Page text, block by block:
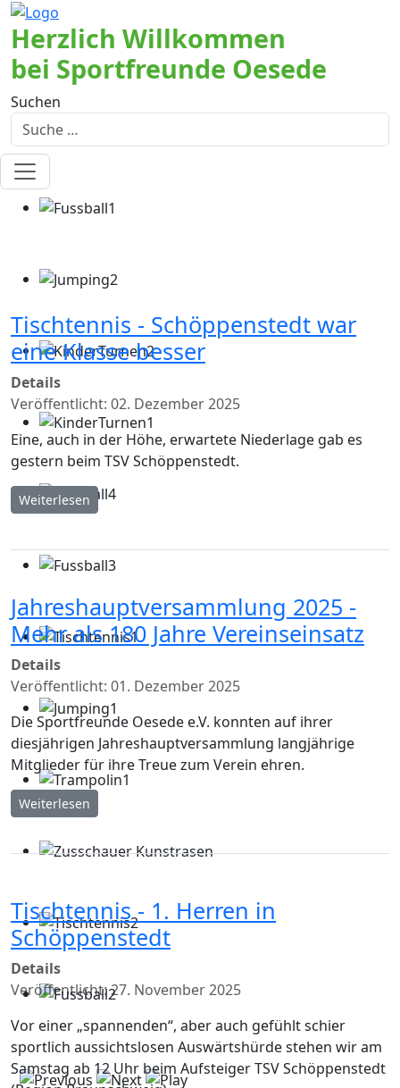
Herzlich Willkommen
bei Sportfreunde Oesede
Suchen
Tischtennis - Schöppenstedt war
eine Klasse besser
Details
Veröffentlicht: 02. Dezember 2025
Eine, auch in der Höhe, erwartete Niederlage gab es
gestern beim TSV Schöppenstedt.
Weiterlesen
Jahreshauptversammlung 2025 -
Mehr als 180 Jahre Vereinseinsatz
Details
Veröffentlicht: 01. Dezember 2025
Die Sportfreunde Oesede e.V. konnten auf ihrer
diesjährigen Jahreshauptversammlung langjährige
Mitglieder für ihre Treue zum Verein ehren.
Weiterlesen
Tischtennis - 1. Herren in
Schöppenstedt
Details
Veröffentlicht: 27. November 2025
Vor einer „spannenden“, aber auch gefühlt schier
sportlich aussichtslosen Auswärtshürde stehen wir am
Samstag ab 12 Uhr beim Aufsteiger TSV Schöppenstedt